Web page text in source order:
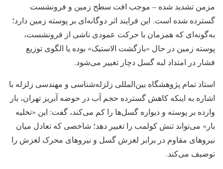
مزمن تشدید شده – موجب افت سطح زمین و فرونشست
گسترده شده است. این فرایند اثر دوگانه‌ای بر پوسته زمین دارد؛
به‌گونه‌ای که همزمان با حرکت عمودی ناشی از فرونشست،
پوسته زمین در حال «بازگشت الاستیک» بوده یا الگوی توزیع
فشار در امتداد لبه گسل دچار تغییر می‌شود.
استاد تمام پژوهشگاه بین‌المللی زلزله‌شناسی و مهندسی زلزله با
اشاره به اینکه کاهش گسترده حجم آب در حوضه آبریز تهران، بار
وارده بر پوسته و دیواره گسل‌ها را کم می‌کند، گفت: این «تخلیه
بار» می‌تواند تنش کولمب را تغییر دهد؛ شاخصی که تعادل میان
نیروهای مقاوم در برابر لغزش گسل و نیروهای محرک لغزش را
توصیف می‌کند.